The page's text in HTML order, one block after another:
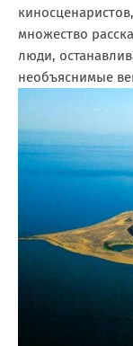
множество
люди,
необъяснимые